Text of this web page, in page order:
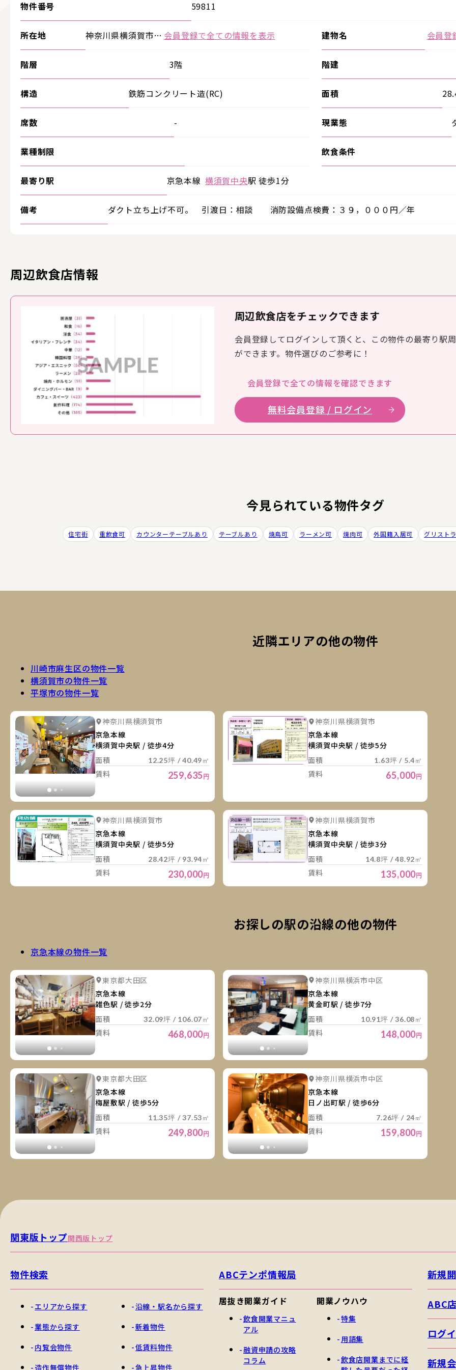
物件番号 59811
所在地 神奈川県横須賀市… 会員登録で全ての情報を表示 建物名 会員登
階層 3階 階建
構造 鉄筋コンクリート造(RC) 面積
席数 - 現業態
業種制限 飲食条件
最寄り駅 京急本線 横須賀中央駅 徒歩1分
備考 ダクト立ち上げ不可。 引渡日：相談 消防設備点検費：３９，０００円／年
周辺飲食店情報
周辺飲食店をチェックできます
会員登録してログインして頂くと、この物件の最寄り駅
ができます。物件選びのご参考に！
会員登録で全ての情報を確認できます
無料会員登録 / ログイン
今見られている物件タグ
住宅街 重飲食可 カウンターテーブルあり テーブルあり 焼鳥可 ラーメン可 焼肉可 外国籍入居可 グリスト
近隣エリアの他の物件
川崎市麻生区の物件一覧
横須賀市の物件一覧
平塚市の物件一覧
詳細を見る 詳細を見る 詳細を見る
神奈川県横須賀市
京急本線
横須賀中央駅 / 徒歩4分
面積
12.25坪 / 40.49㎡
賃料 259,635円
詳細を見る 詳細を見る
神奈川県横須賀市
京急本線
横須賀中央駅 / 徒歩5分
面積
1.63坪 / 5.4㎡
賃料 65,000円
詳細を見る
神奈川県横須賀市
京急本線
横須賀中央駅 / 徒歩5分
面積
28.42坪 / 93.94㎡
賃料 230,000円
詳細を見る 詳細を見る
神奈川県横須賀市
京急本線
横須賀中央駅 / 徒歩3分
面積
14.8坪 / 48.92㎡
賃料 135,000円
お探しの駅の沿線の他の物件
京急本線の物件一覧
詳細を見る 詳細を見る 詳細を見る
東京都大田区
京急本線
雑色駅 / 徒歩2分
面積
32.09坪 / 106.07㎡
賃料 468,000円
詳細を見る 詳細を見る
神奈川県横浜市中区
京急本線
黄金町駅 / 徒歩7分
面積
10.91坪 / 36.08㎡
賃料 148,000円
詳細を見る 詳細を見る 詳細を見る
東京都大田区
京急本線
梅屋敷駅 / 徒歩5分
面積
11.35坪 / 37.53㎡
賃料 249,800円
詳細を見る 詳細を見る
神奈川県横浜市中区
京急本線
日ノ出町駅 / 徒歩6分
面積
7.26坪 / 24㎡
賃料 159,800円
関東版トップ関西版トップ
物件検索
エリアから探す
業態から探す
内覧会物件
造作無償物件
沿線・駅名から探す
新着物件
低賃料物件
急上昇物件
ABCテンポ情報局
居抜き開業ガイド
飲食開業マニュ
アル
融資申請の攻略
コラム
開業ノウハウ
特集
用語集
飲食店開業までに経
新規
ABC
ログ
新規